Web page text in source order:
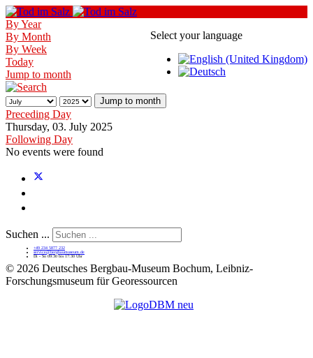
Select your language
By Year
By Month
By Week
Today
Jump to month
Jump to month
Preceding Day
Thursday, 03. July 2025
Following Day
No events were found
Suchen ...
+49 234 5877 232
service@bergbaumuseum.de
Di - So 09:30 bis 17:30 Uhr
© 2026 Deutsches Bergbau-Museum Bochum, Leibniz-
Forschungsmuseum für Georessourcen